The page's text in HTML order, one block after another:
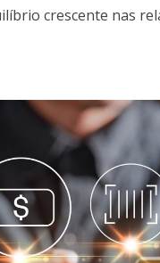
crescente nas